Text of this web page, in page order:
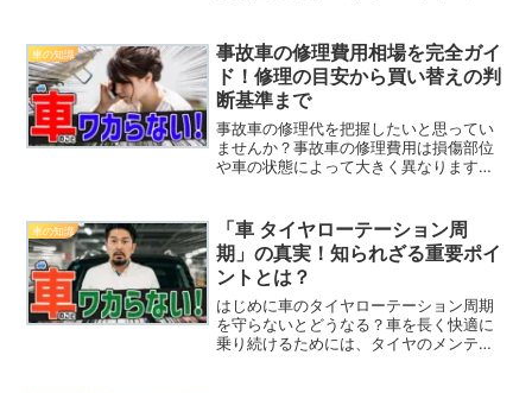
この現象は、非常に危険で、時には命に
関わることもあります。し...
車の知識
事故車の修理費用相場を完全ガイ
ド！修理の目安から買い替えの判
断基準まで
事故車の修理代を把握したいと思ってい
ませんか？事故車の修理費用は損傷部位
や車の状態によって大きく異なります。
「修理すべきか、買い替えを選ぶべき
か？」そんな悩みにもしっか...
車の知識
「車 タイヤローテーション周
期」の真実！知られざる重要ポイ
ントとは？
はじめに車のタイヤローテーション周期
を守らないとどうなる？車を長く快適に
乗り続けるためには、タイヤのメンテナ